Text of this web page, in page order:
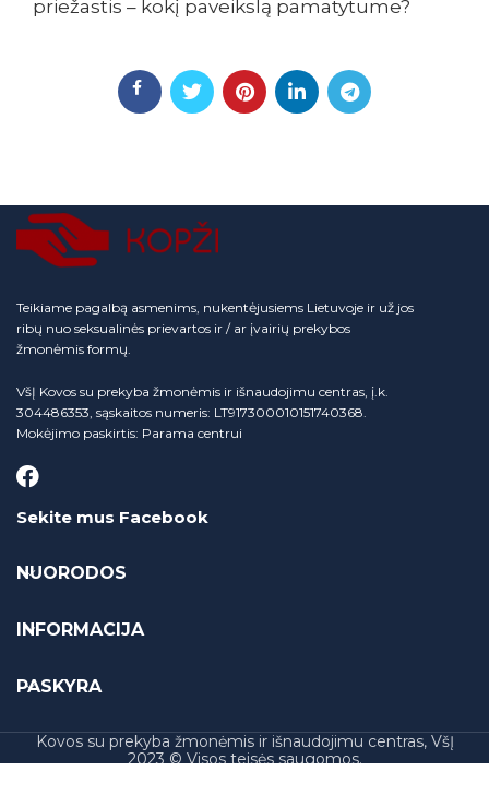
priežastis – kokį paveikslą pamatytume?
Teikiame pagalbą asmenims, nukentėjusiems Lietuvoje ir už jos
ribų nuo seksualinės prievartos ir / ar įvairių prekybos
žmonėmis formų.
VšĮ Kovos su prekyba žmonėmis ir išnaudojimu centras, į.k.
304486353, sąskaitos numeris: LT917300010151740368.
Mokėjimo paskirtis: Parama centrui
Sekite mus Facebook
NUORODOS
INFORMACIJA
PASKYRA
Kovos su prekyba žmonėmis ir išnaudojimu centras, VšĮ
2023 © Visos teisės saugomos.